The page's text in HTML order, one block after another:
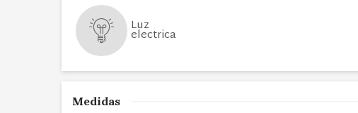
Luz
electrica
Medidas